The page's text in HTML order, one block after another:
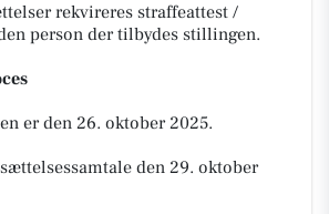
rekvireres straffeattest /
person der tilbydes stillingen.
er den 26. oktober 2025.
den 29. oktober